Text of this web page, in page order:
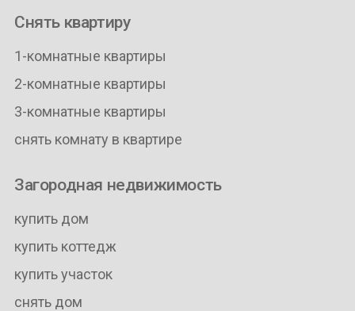
Снять квартиру
1-комнатные квартиры
2-комнатные квартиры
3-комнатные квартиры
снять комнату в квартире
Загородная недвижимость
купить дом
купить коттедж
купить участок
снять дом